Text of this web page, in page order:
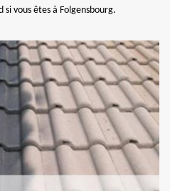
vous êtes à Folgensbourg.